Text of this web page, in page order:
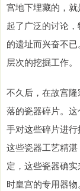
宫地下埋藏的，
起了广泛的讨论
的遗址而兴奋不
层次的挖掘工作。
不久后，在故宫
落的瓷器碎片。
手对这些碎片进行
这些瓷器工艺精
定，这些瓷器确
时皇宫的专用器